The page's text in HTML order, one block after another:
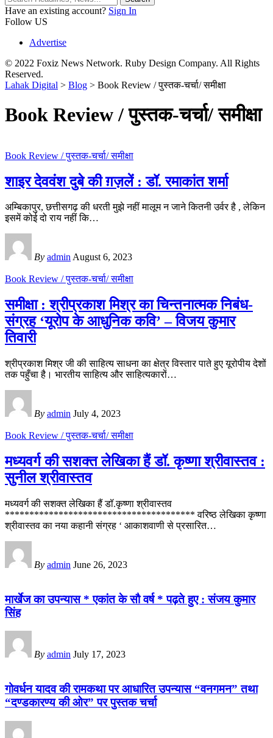
Have an existing account? Sign In
Follow US
Advertise
© 2022 Foxiz News Network. Ruby Design Company. All Rights
Reserved.
Lahak Digital > Blog > Book Review / पुस्तक-चर्चा/ समीक्षा
Book Review / पुस्तक-चर्चा/ समीक्षा
Book Review / पुस्तक-चर्चा/ समीक्षा
शाइर देववंश दुबे की ग़ज़लें : डॉ. रमाकांत शर्मा
अम्बिकापुर, छत्तीसगढ़ की धरती मुझे नहीं मालूम न जाने कितनी उर्वर है , लेकिन
इसमें कोई दो राय नहीं कि…
By adminAugust 6, 2023
Book Review / पुस्तक-चर्चा/ समीक्षा
समीक्षा : श्रीप्रकाश मिश्र का चिन्तनात्मक निबंध-
संग्रह ‘यूरोप के आधुनिक कवि’ – विजय कुमार
तिवारी
श्रीप्रकाश मिश्र जी की साहित्य साधना का क्षेत्र विस्तार पाते हुए यूरोपीय देशों
तक पहुँचा है। भारतीय साहित्य और साहित्यकारों…
By admin July 4, 2023
Book Review / पुस्तक-चर्चा/ समीक्षा
मध्यवर्ग की सशक्त लेखिका हैं डॉ. कृष्णा श्रीवास्तव :
सुनील श्रीवास्तव
मध्यवर्ग की सशक्त लेखिका हैं डॉ.कृष्णा श्रीवास्तव
*************************************** वरिष्ठ लेखिका कृष्णा
श्रीवास्तव का नया कहानी संग्रह ‘ आकाशवाणी से प्रसारित…
By admin June 26, 2023
मार्खेज का उपन्यास * एकांत के सौ वर्ष * पढ़ते हुए : संजय कुमार
सिंह
By admin July 17, 2023
गोवर्धन यादव की रामकथा पर आधारित उपन्यास “वनगमन” तथा
“दण्डकारण्य की ओर” पर पुस्तक चर्चा